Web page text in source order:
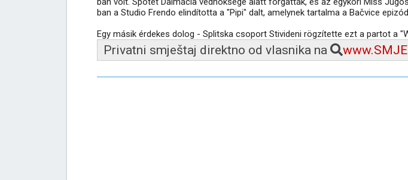
ban a Studio Frendo elindította a "Pipi" dalt, amelynek tartalma a Bačvice
Egy másik érdekes dolog - Splitska csoport Stivideni rögzítette ezt a partot a
Privatni smještaj direktno od vlasnika na